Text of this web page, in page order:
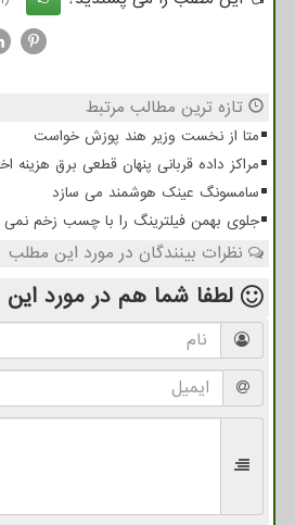
تازه ترین مطالب مرتبط
متا از نخست وزیر هند پوزش خواست
مراکز داده قربانی پنهان قطعی برق هزینه
سامسونگ عینک هوشمند می سازد
جلوی بهمن فیلترینگ را با چسب زخم نمی
نظرات بینندگان در مورد این مطلب
لطفا شما هم در مورد